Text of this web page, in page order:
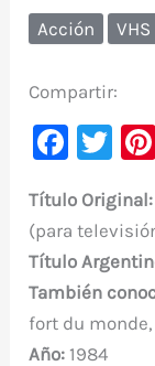
Acción VHS
Compartir:
F
c
e
b
o
o
T
it
te
r
Título
(para
Título
También
fort du
Año: 1984